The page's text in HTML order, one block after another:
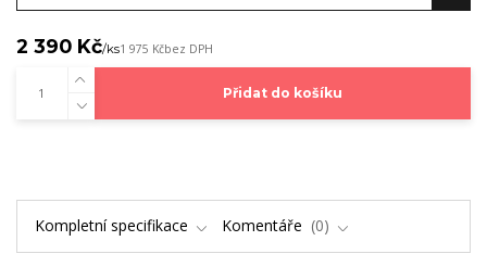
2 390 Kč/ks1 975 Kčbez DPH
Přidat do košíku
Kompletní specifikace Komentáře 0